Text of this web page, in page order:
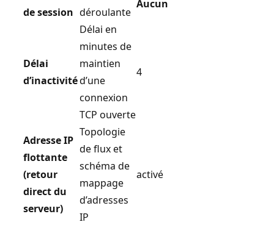
de session déroulante
Aucun
Délai
d’inactivité
Délai en
minutes de
maintien
d’une
connexion
TCP ouverte
4
Adresse IP
flottante
(retour
direct du
serveur)
Topologie
de flux et
schéma de
mappage
d’adresses
IP
activé